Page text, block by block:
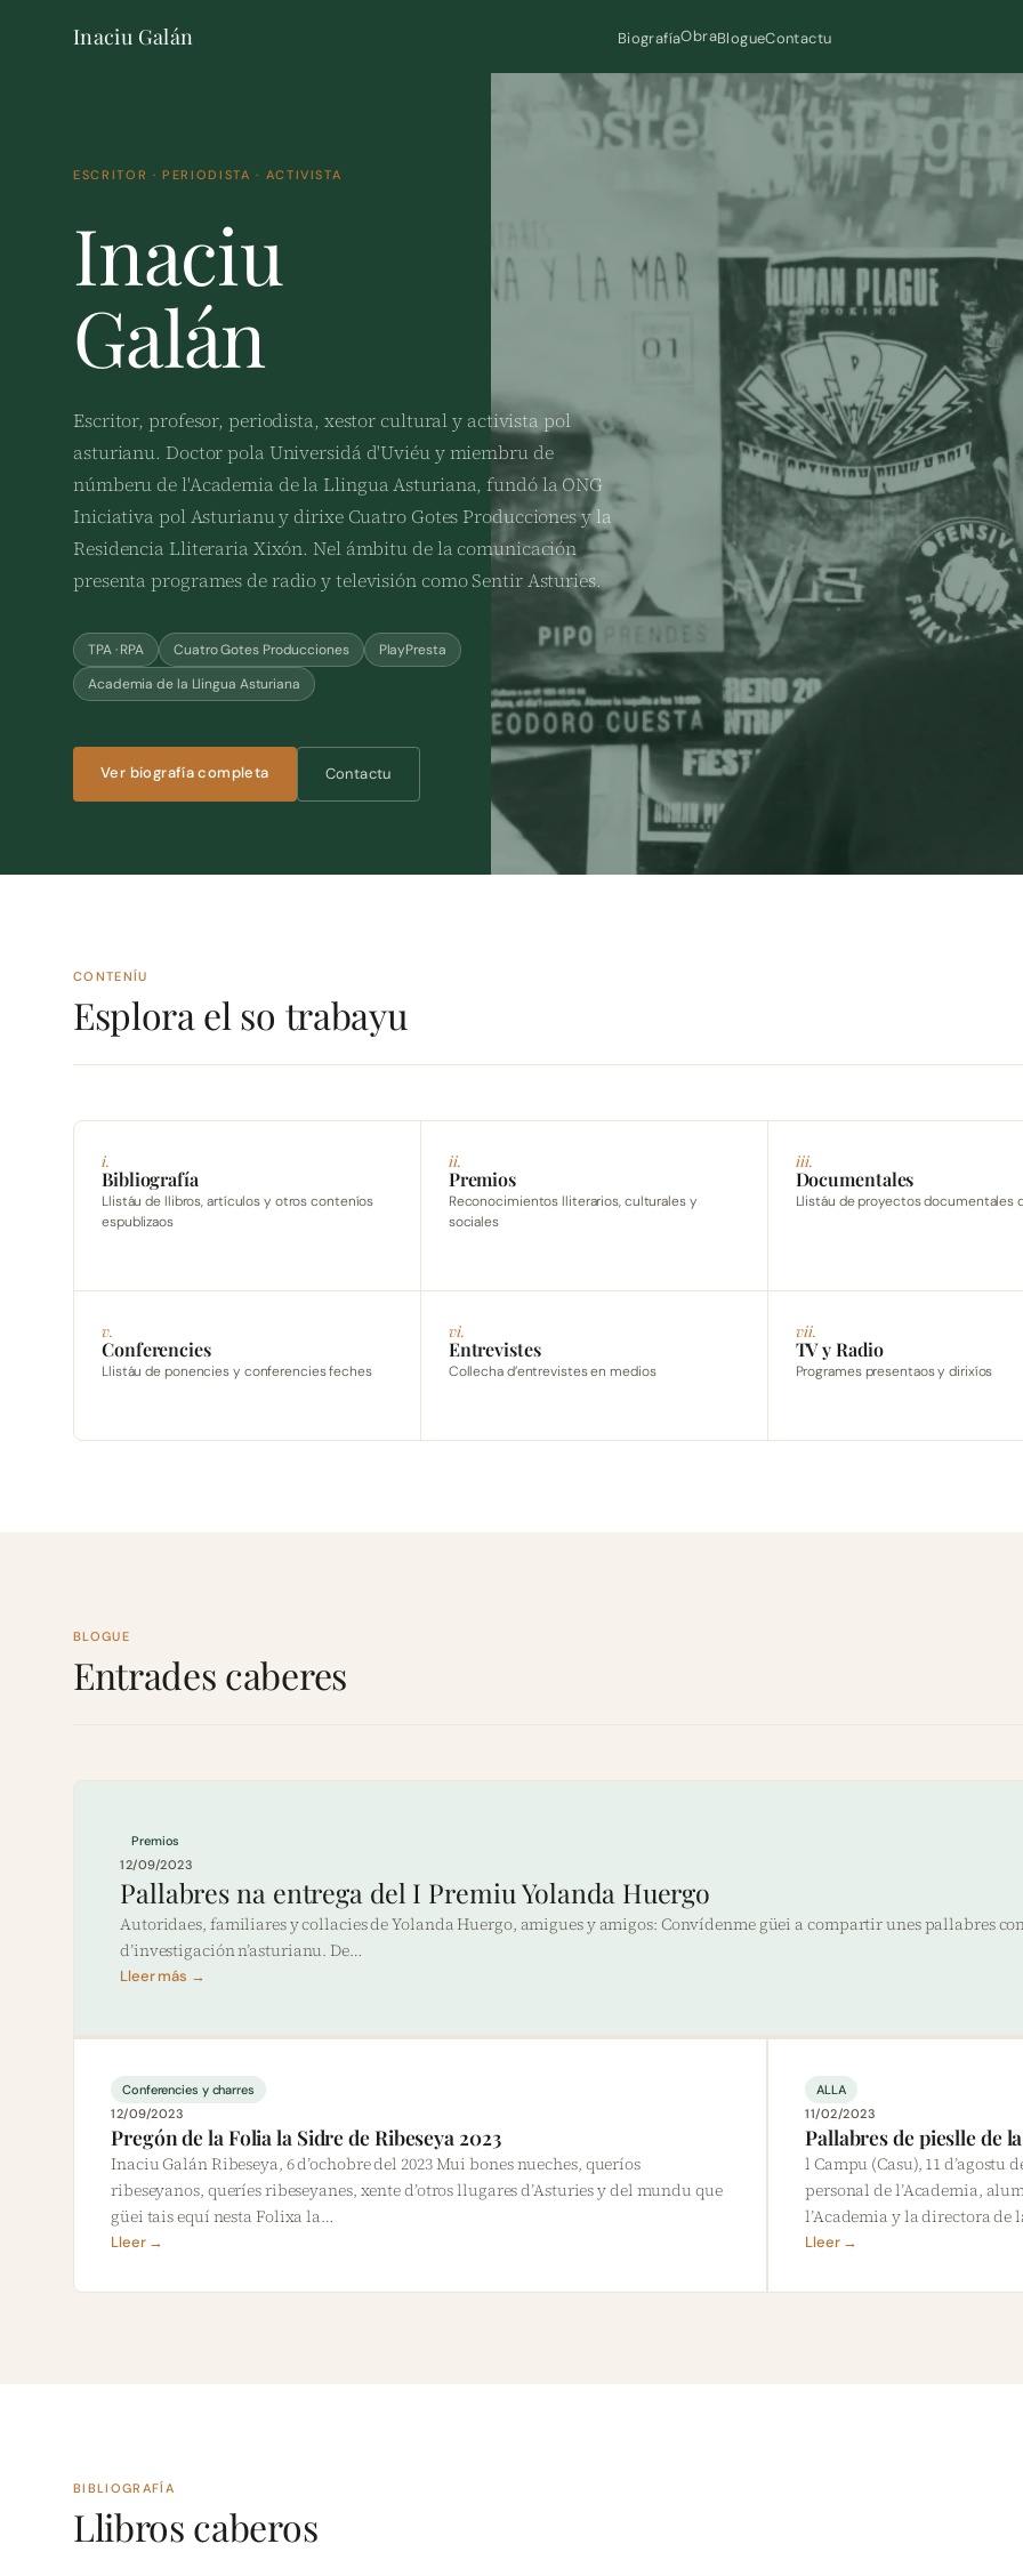
Inaciu Galán BiografíaObraBlogueContactu
ESCRITOR · PERIODISTA · ACTIVISTA
Inaciu
Galán
Escritor, profesor, periodista, xestor cultural y activista pol
asturianu. Doctor pola Universidá d'Uviéu y miembru de
númberu de l'Academia de la Llingua Asturiana, fundó la ONG
Iniciativa pol Asturianu y dirixe Cuatro Gotes Producciones y la
Residencia Lliteraria Xixón. Nel ámbitu de la comunicación
presenta programes de radio y televisión como Sentir Asturies.
TPA · RPA Cuatro Gotes Producciones
PlayPresta
Academia de la Llingua Asturiana
Ver biografía completa Contactu
CONTENÍU
Esplora el so trabayu
i.
Bibliografía
Llistáu de llibros, artículos y otros conteníos
espublizaos
ii.
Premios
Reconocimientos lliterarios, culturales y
sociales
iii.
Documentales
Llistáu de proyectos documentales
v.
Conferencies
Llistáu de ponencies y conferencies feches
vi.
Entrevistes
Collecha d’entrevistes en medios
vii.
TV y Radio
Programes presentaos y dirixíos
BLOGUE
Entrades caberes
Premios
12/09/2023
Pallabres na entrega del I Premiu Yolanda Huergo
Autoridaes, familiares y collacies de Yolanda Huergo, amigues y amigos: Convídenme güei a compartir unes pallabres
d’investigación n’asturianu. De…
Lleer más →
Conferencies y charres
12/09/2023
Pregón de la Folia la Sidre de Ribeseya 2023
Inaciu Galán Ribeseya, 6 d’ochobre del 2023 Mui bones nueches, queríos
ribeseyanos, queríes ribeseyanes, xente d’otros llugares d’Asturies y del mundu que
güei tais equí nesta Folixa la…
Lleer →
ALLA
11/02/2023
Pallabres de pieslle de
l Campu (Casu), 11
personal de l’Academia,
l’Academia y la directora de
Lleer →
BIBLIOGRAFÍA
Llibros caberos